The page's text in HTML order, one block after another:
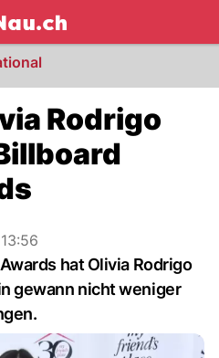
NAU.ch
Rodrigo
hat Olivia Rodrigo
gewann nicht weniger